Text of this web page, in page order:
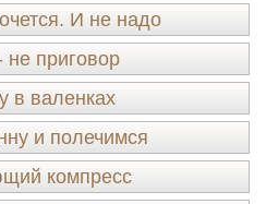
И не надо
не приговор
в валенках
и полечимся
компресс